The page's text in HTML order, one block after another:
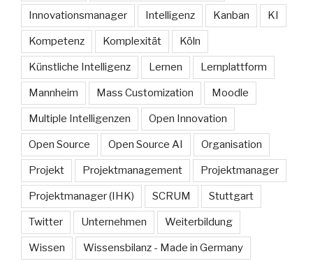
Innovationsmanager Intelligenz Kanban KI
Kompetenz Komplexität Köln
Künstliche Intelligenz Lernen Lernplattform
Mannheim Mass Customization Moodle
Multiple Intelligenzen Open Innovation
Open Source Open Source AI Organisation
Projekt Projektmanagement Projektmanager
Projektmanager (IHK) SCRUM Stuttgart
Twitter Unternehmen Weiterbildung
Wissen Wissensbilanz - Made in Germany